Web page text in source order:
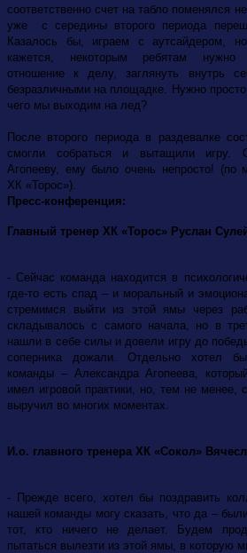
соответственно счет на табло поменялся
уже с середины второго периода
Казалось бы, играем с аутсайдером,
кажется, некоторым ребятам нужно
отношение к делу, заглянуть внутрь
безразличными на площадке. Нужно
чего мы выходим на лед?
После второго периода в раздевалке
смогли собраться и вытащили игру.
Агопееву, ему было очень непросто! (по
ХК «Торос»).
Пресс-конференция:
Главный тренер ХК «Торос» Руслан
- Сейчас команда находится в
где-то есть спад – и моральный и
стремимся выйти из этой ямы через
складывалось с самого начала, но в
нашли в себе силы и довели игру до
соперника дожали. Отдельно хотел бы
команды – Александра Агопеева,
имел игровой практики, но, тем не менее,
выручил во многих моментах.
И.о. главного тренера ХК «Сокол»
- Прежде всего, хотел бы поздравить
нашей команды могу сказать, что да –
тот, кто ничего не делает. Будем
пытаться вылезти из этой ямы, в которую